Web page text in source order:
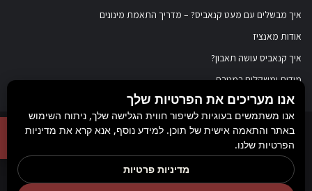
איך מבשלים עם מעט קנאביס? – מדריך התאמת מינונים
אודות מאנציז
איך קנאביס עושה תאבון?
מידות ומשקלים במטבח
© כל הזכויות שמורות למאנציז
, 2017-2026. אין במידע באתר זה תחליף להוועצות עם
רופא או רוקח בטרם רכישת תכשיר והתחלת הטיפול בו. יש לעיין בעלון לצרכן לפני
השימוש בתכשיר. מומלץ להתייעץ עם הרוקח בכל הנוגע למטרות ואופן השימוש,
אנו מעריכים את הפרטיות שלך
אנו משתמשים בעוגיות לשיפור חווית הגלישה שלך, ניתוח השימוש
באתר והתאמה אישית של תוכן. למידע נוסף, אנא קרא את מדיניות
הפרטיות שלנו.
מדיניות פרטיות